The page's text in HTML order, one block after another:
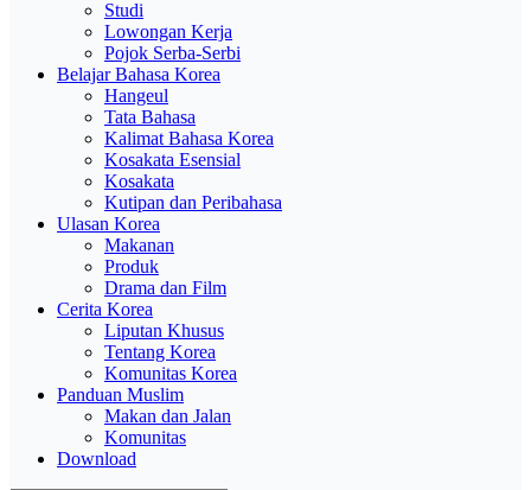
Studi
Lowongan Kerja
Pojok Serba-Serbi
Belajar Bahasa Korea
Hangeul
Tata Bahasa
Kalimat Bahasa Korea
Kosakata Esensial
Kosakata
Kutipan dan Peribahasa
Ulasan Korea
Makanan
Produk
Drama dan Film
Cerita Korea
Liputan Khusus
Tentang Korea
Komunitas Korea
Panduan Muslim
Makan dan Jalan
Komunitas
Download